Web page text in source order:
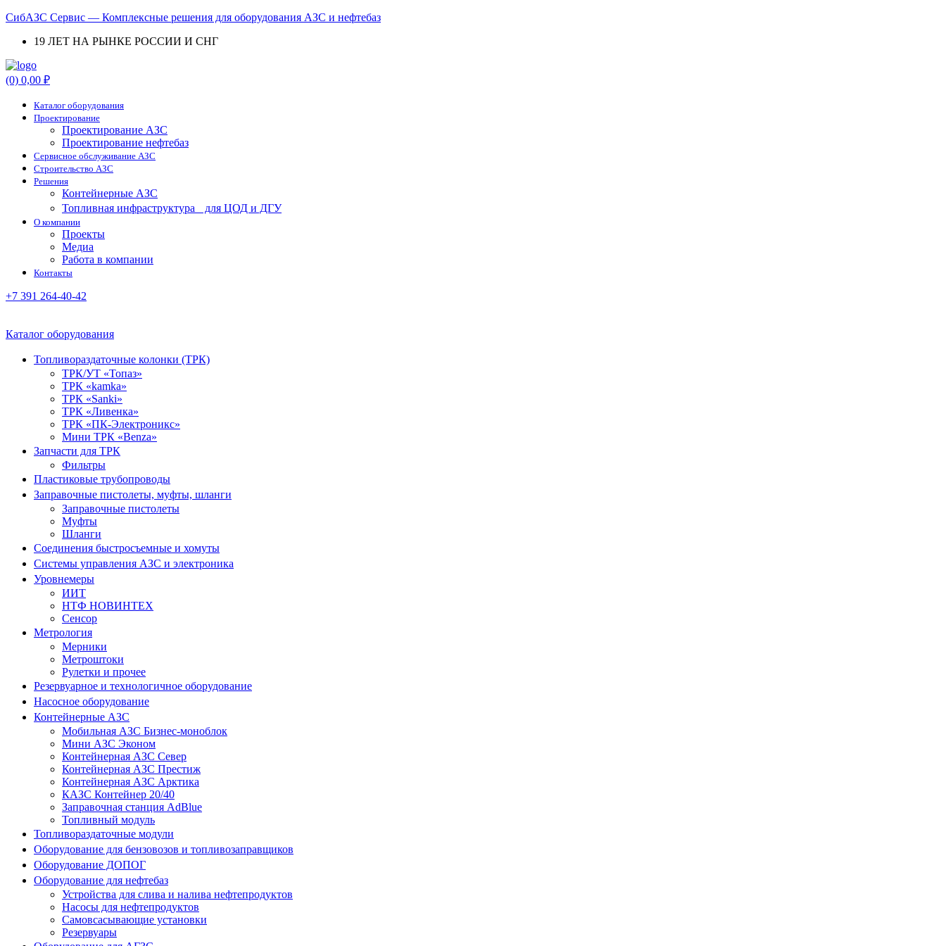
СибАЗС Сервис — Комплексные решения для оборудования АЗС и нефтебаз
19 ЛЕТ НА РЫНКЕ РОССИИ И СНГ
Menu
(0) 0,00 ₽
Каталог оборудования
Проектирование
Проектирование АЗС
Проектирование нефтебаз
Cервисное обслуживание АЗС
Строительство АЗС
Решения
Контейнерные АЗС
Топливная инфраструктура для ЦОД и ДГУ
О компании
Проекты
Медиа
Работа в компании
Контакты
+7 391 264-40-42
Каталог оборудования
Топливораздаточные колонки (ТРК)
ТРК/УТ «Топаз»
ТРК «kamka»
ТРК «Sanki»
ТРК «Ливенка»
ТРК «ПК-Электроникс»
Мини ТРК «Benza»
Запчасти для ТРК
Фильтры
Пластиковые трубопроводы
Заправочные пистолеты, муфты, шланги
Заправочные пистолеты
Муфты
Шланги
Соединения быстросъемные и хомуты
Системы управления АЗС и электроника
Уровнемеры
ИИТ
НТФ НОВИНТЕХ
Сенсор
Метрология
Мерники
Метроштоки
Рулетки и прочее
Резервуарное и технологичное оборудование
Насосное оборудование
Контейнерные АЗС
Мобильная АЗС Бизнес-моноблок
Мини АЗС Эконом
Контейнерная АЗС Север
Контейнерная АЗС Престиж
Контейнерная АЗС Арктика
КАЗС Контейнер 20/40
Заправочная станция AdBlue
Топливный модуль
Топливораздаточные модули
Оборудование для бензовозов и топливозаправщиков
Оборудование ДОПОГ
Оборудование для нефтебаз
Устройства для слива и налива нефтепродуктов
Насосы для нефтепродуктов
Самовсасывающие установки
Резервуары